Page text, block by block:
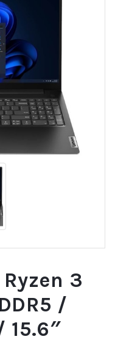
3
/
15.6″